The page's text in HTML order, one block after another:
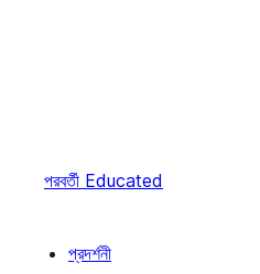
পরবর্তী Educated
প্রদর্শনী